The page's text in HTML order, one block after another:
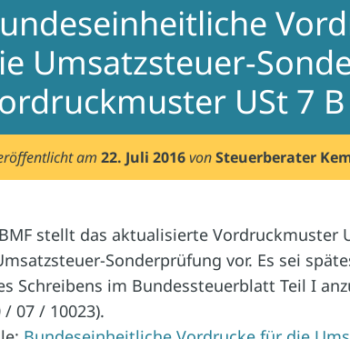
Umsatzsteuer-
USt 7 B
am22. Juli 2016 vonSteuerberater
stellt das aktualisierte Vordruckmuster
Sonderprüfung vor. Es sei
Schreibens im Bundessteuerblatt Teil I
/ 07 / 10023).